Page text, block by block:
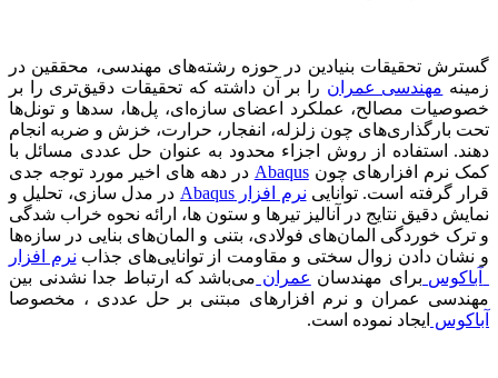
گسترش تحقیقات بنیادین در حوزه رشته‌های مهندسی، محققین در
زمینه مهندسی عمران را بر آن داشته که تحقیقات دقیق‌تری را بر
خصوصیات مصالح، عملکرد اعضای سازه‌ای، پل‌ها، سدها و تونل‌ها
تحت بارگذاری‌های چون زلزله، انفجار، حرارت، خزش و ضربه انجام
دهند. استفاده از روش اجزاء محدود به عنوان حل عددی مسائل با
کمک نرم افزارهای چونAbaqus در دهه های اخیر مورد توجه جدی
قرار گرفته است. توانایی نرم افزارAbaqus در مدل سازی، تحلیل و
نمایش دقیق نتایج در آنالیز تیرها و ستون ها، ارائه نحوه خراب شدگی
و ترک خوردگی المان‌های فولادی، بتنی و المان‌های بنایی در سازه‌ها
و نشان دادن زوال سختی و مقاومت از توانایی‌های جذاب نرم افزار
آباکوس برای مهندسان عمران می‌باشد که ارتباط جدا نشدنی بین
مهندسی عمران و نرم افزارهای مبتنی بر حل عددی ، مخصوصا
آباکوس ایجاد نموده است.